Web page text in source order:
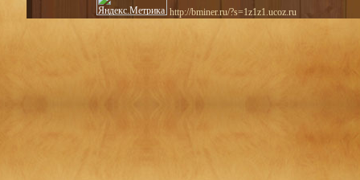
http://bminer.ru/?s=1z1z1.ucoz.ru